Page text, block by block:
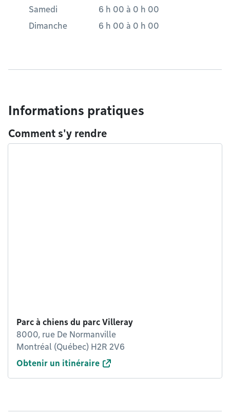
Samedi 6 h 00 à 0 h 00
Dimanche
6 h 00 à 0 h 00
Informations pratiques
Comment s'y rendre
Parc à chiens du parc Villeray
8000, rue De Normanville
Montréal (Québec) H2R 2V6
Obtenir un itinéraire